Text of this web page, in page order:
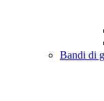
Bandi di